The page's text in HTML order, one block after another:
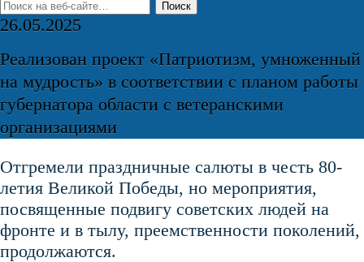
26.05.2025
Реализован проект «Патриотизм, умноженный
на мудрость» в соответствии с планом работы
губернатора области с ветеранскими
организациями
Отгремели праздничные салюты в честь 80-
летия Великой Победы, но мероприятия,
посвященные подвигу советских людей на
фронте и в тылу, преемственности поколений,
продолжаются.